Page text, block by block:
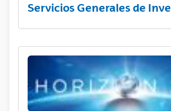
Servicios Generales de